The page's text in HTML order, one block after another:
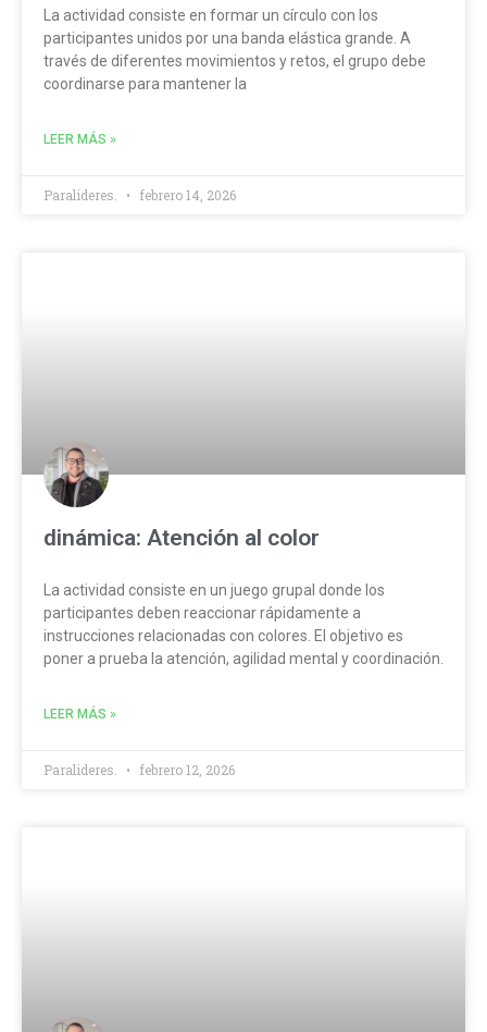
La actividad consiste en formar un círculo con los
participantes unidos por una banda elástica grande. A
través de diferentes movimientos y retos, el grupo debe
coordinarse para mantener la
LEER MÁS »
Paralideres. febrero 14, 2026
dinámica: Atención al color
La actividad consiste en un juego grupal donde los
participantes deben reaccionar rápidamente a
instrucciones relacionadas con colores. El objetivo es
poner a prueba la atención, agilidad mental y coordinación.
LEER MÁS »
Paralideres. febrero 12, 2026